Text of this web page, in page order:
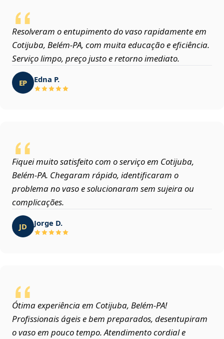
Resolveram o entupimento do vaso rapidamente em
Cotijuba, Belém‑PA, com muita educação e eficiência.
Serviço limpo, preço justo e retorno imediato.
EP Edna P.
Fiquei muito satisfeito com o serviço em Cotijuba,
Belém‑PA. Chegaram rápido, identificaram o
problema no vaso e solucionaram sem sujeira ou
complicações.
JD Jorge D.
Ótima experiência em Cotijuba, Belém‑PA!
Profissionais ágeis e bem preparados, desentupiram
o vaso em pouco tempo. Atendimento cordial e